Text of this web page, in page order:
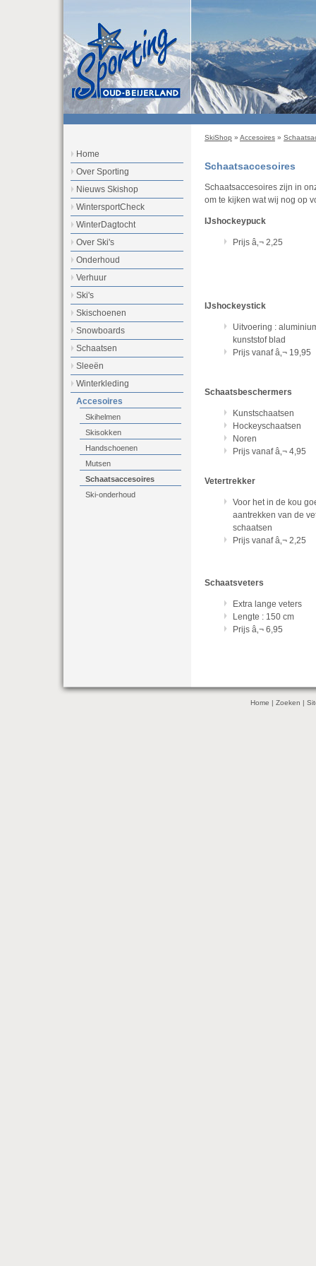
SkiShop » Accesoires »
Schaatsaccesoires
Schaatsaccesoires zijn in
om te kijken wat wij nog op
IJshockeypuck
Prijs â‚¬ 2,25
IJshockeystick
Uitvoering :
kunststof blad
Prijs vanaf â‚¬ 19,95
Schaatsbeschermers
Kunstschaatsen
Hockeyschaatsen
Noren
Prijs vanaf â‚¬ 4,95
Vetertrekker
Voor het in de kou
aantrekken van de
schaatsen
Prijs vanaf â‚¬ 2,25
Schaatsveters
Extra lange veters
Lengte : 150 cm
Prijs â‚¬ 6,95
Home
Over Sporting
Nieuws Skishop
WintersportCheck
WinterDagtocht
Over Ski's
Onderhoud
Verhuur
Ski's
Skischoenen
Snowboards
Schaatsen
Sleeën
Winterkleding
Accesoires
Skihelmen
Skisokken
Handschoenen
Mutsen
Schaatsaccesoires
Ski-onderhoud
Home | Zoeken |